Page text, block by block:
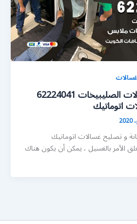
خدمة صيانة غسالات الصليبيخات 62224041
اتوماتيك
و تصليح غسالات اتوماتيك
الأمر بالغسيل ، يمكن أن يكون هناك